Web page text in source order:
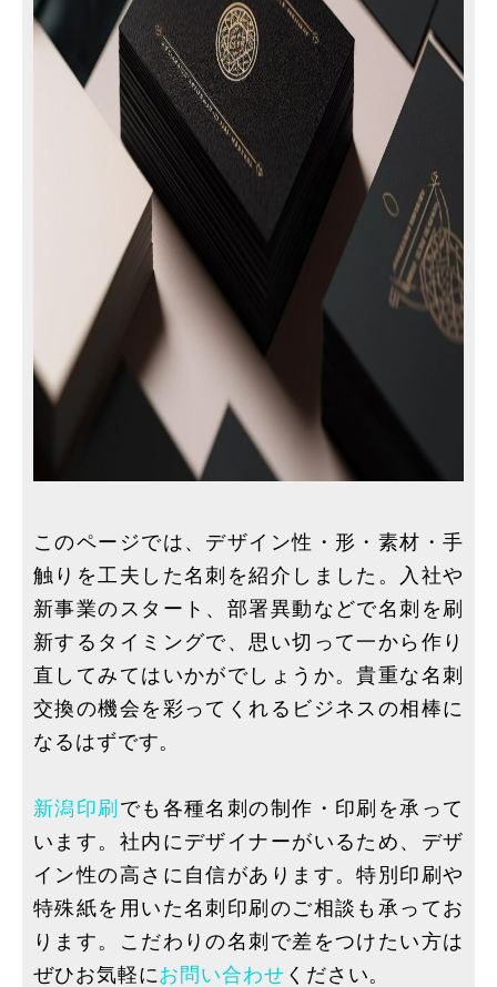
このページでは、デザイン性・形・素材・手
触りを工夫した名刺を紹介しました。入社や
新事業のスタート、部署異動などで名刺を刷
新するタイミングで、思い切って一から作り
直してみてはいかがでしょうか。貴重な名刺
交換の機会を彩ってくれるビジネスの相棒に
なるはずです。
新潟印刷 でも各種名刺の制作・印刷を承って
います。社内にデザイナーがいるため、デザ
イン性の高さに自信があります。特別印刷や
特殊紙を用いた名刺印刷のご相談も承ってお
ります。こだわりの名刺で差をつけたい方は
ぜひお気軽にお問い合わせ ください。